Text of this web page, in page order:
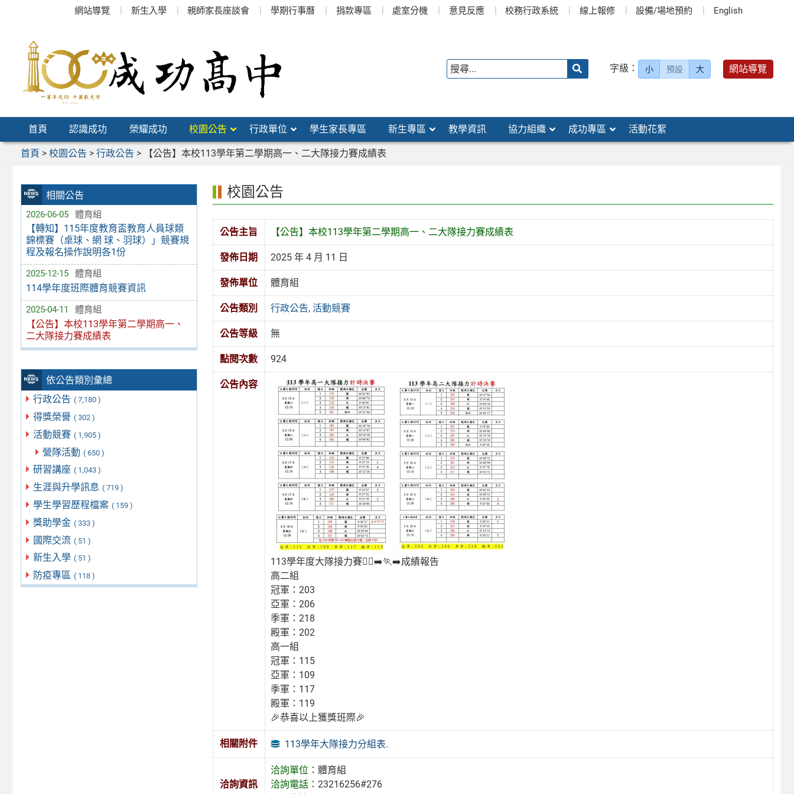
網站導覽 新生入學 親師家長座談會 學期行事曆 捐款專區 處室分機 意見反應 校務行政系統 線上報修 設備/場地預約 English
字級： 小 預設 大 網站導覽
首頁 認識成功 榮耀成功 校園公告 行政單位 學生家長專區 新生專區 教學資訊 協力組織 成功專區 活動花絮
首頁 > 校園公告 > 行政公告 > 【公告】本校113學年第二學期高一、二大隊接力賽成績表
相關公告
2026-06-05 體育組
【轉知】115年度教育盃教育人員球類
錦標賽（桌球、網 球、羽球）」競賽規
程及報名操作說明各1份
2025-12-15 體育組
114學年度班際體育競賽資訊
2025-04-11 體育組
【公告】本校113學年第二學期高一、
二大隊接力賽成績表
依公告類別彙總
行政公告 ( 7,180 )
得獎榮譽 ( 302 )
活動競賽 ( 1,905 )
營隊活動 ( 650 )
研習講座 ( 1,043 )
生涯與升學訊息 ( 719 )
學生學習歷程檔案 ( 159 )
獎助學金 ( 333 )
國際交流 ( 51 )
新生入學 ( 51 )
防疫專區 ( 118 )
校園公告
公告主旨 【公告】本校113學年第二學期高一、二大隊接力賽成績表
發佈日期 2025 年 4 月 11 日
發佈單位 體育組
公告類別 行政公告,活動競賽
公告等級 無
點閱次數 924
公告內容
113學年度大隊接力賽🏃‍♂️‍➡️🏃‍➡️成績報告
高二組
冠軍：203
亞軍：206
季軍：218
殿軍：202
高一組
冠軍：115
亞軍：109
季軍：117
殿軍：119
🎉恭喜以上獲獎班際🎉
相關附件 113學年大隊接力分組表.
洽詢資訊
洽詢單位：體育組
洽詢電話：23216256#276